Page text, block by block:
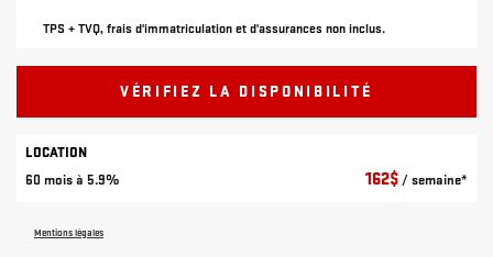
TPS + TVQ, frais d'immatriculation et d'assurances non inclus.
VÉRIFIEZ LA DISPONIBILITÉ
LOCATION
60 mois à 5.9%
162$ / semaine*
Mentions légales